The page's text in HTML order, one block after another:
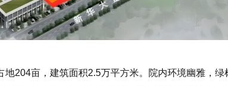
地204亩，建筑面积2.5万平方米。院内环境幽雅，